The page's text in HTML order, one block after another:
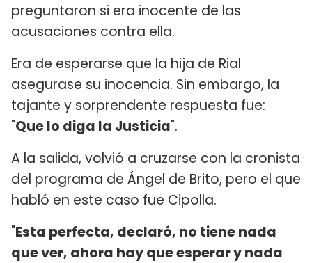
preguntaron si era inocente de las
acusaciones contra ella.
Era de esperarse que la hija de Rial
asegurase su inocencia. Sin embargo, la
tajante y sorprendente respuesta fue:
"Que lo diga la Justicia".
A la salida, volvió a cruzarse con la cronista
del programa de Ángel de Brito, pero el que
habló en este caso fue Cipolla.
"Esta perfecta, declaró, no tiene nada
que ver, ahora hay que esperar y nada